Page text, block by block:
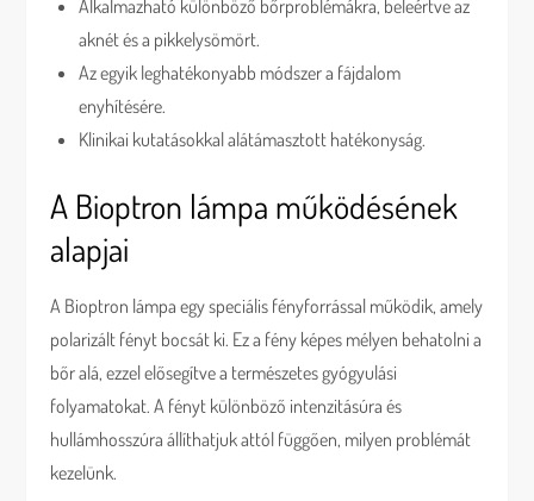
Alkalmazható különböző bőrproblémákra, beleértve az
aknét és a pikkelysömört.
Az egyik leghatékonyabb módszer a fájdalom
enyhítésére.
Klinikai kutatásokkal alátámasztott hatékonyság.
A Bioptron lámpa működésének
alapjai
A Bioptron lámpa egy speciális fényforrással működik, amely
polarizált fényt bocsát ki. Ez a fény képes mélyen behatolni a
bőr alá, ezzel elősegítve a természetes gyógyulási
folyamatokat. A fényt különböző intenzitásúra és
hullámhosszúra állíthatjuk attól függően, milyen problémát
kezelünk.